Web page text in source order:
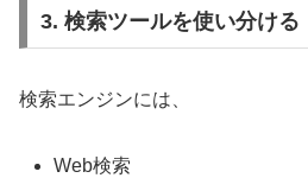
3. 検索ツールを使い分ける
検索エンジンには、
Web検索